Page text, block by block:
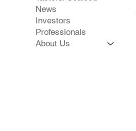
News
Investors
Professionals
About Us